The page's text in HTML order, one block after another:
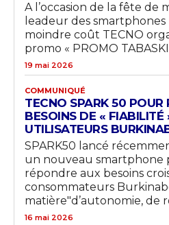
A l’occasion de la fête de
leadeur des
moindre coût TECNO
promo « PROMO
19 mai 2026
COMMUNIQUÉ
TECNO SPARK 50 POUR
BESOINS DE « FIABILITÉ
UTILISATEURS
SPARK50 lancé
un nouveau smartphone
répondre aux besoins
consommateurs
matière"d’autonomie, de
16 mai 2026